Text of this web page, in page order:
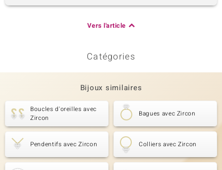
Vers l'article
Catégories
Bijoux similaires
Boucles d'oreilles avec
Zircon
Bagues avec Zircon
Pendentifs avec Zircon Colliers avec Zircon